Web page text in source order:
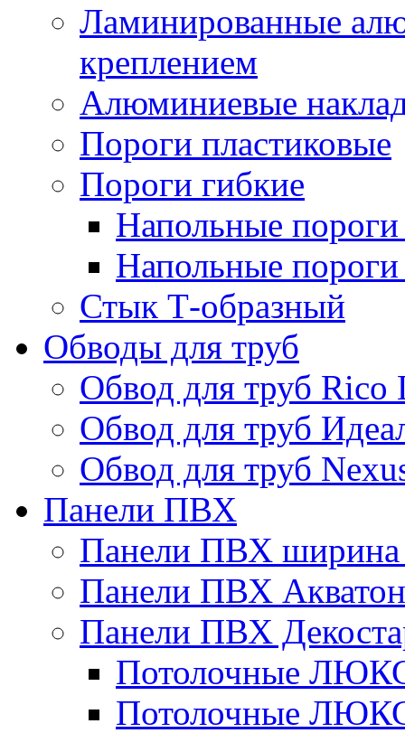
Ламинированные
креплением
Алюминиевые
Пороги пластиковые
Пороги гибкие
Напольные
Напольные
Стык Т-образный
Обводы для труб
Обвод для труб Rico
Обвод для труб
Обвод для труб
Панели ПВХ
Панели ПВХ ширина
Панели ПВХ Акватон
Панели ПВХ
Потолочные
Потолочные